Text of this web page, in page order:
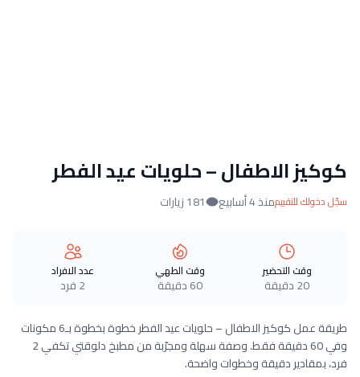
كوكيز الاطفال – حلويات عيد الفطر
سجّل دخولك للتقييممنذ 4 أسابيع 181 زيارات
وقت التحضير
20 دقيقة
وقت الطهي
60 دقيقة
عدد الافراد
2 فرد
طريقة عمل كوكيز الاطفال – حلويات عيد الفطر خطوة بخطوة بـ6 مكونات
وفي 60 دقيقة فقط. وصفة سهلة ومجرّبة من مطبخ دلوقتي تكفي 2
فرد، بمقادير دقيقة وخطوات واضحة.